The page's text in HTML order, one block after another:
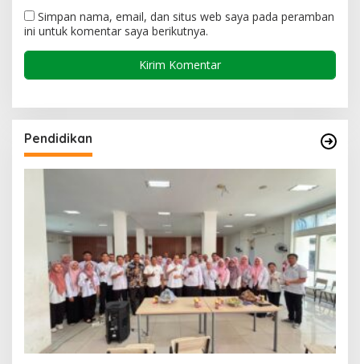
Simpan nama, email, dan situs web saya pada peramban
ini untuk komentar saya berikutnya.
Pendidikan